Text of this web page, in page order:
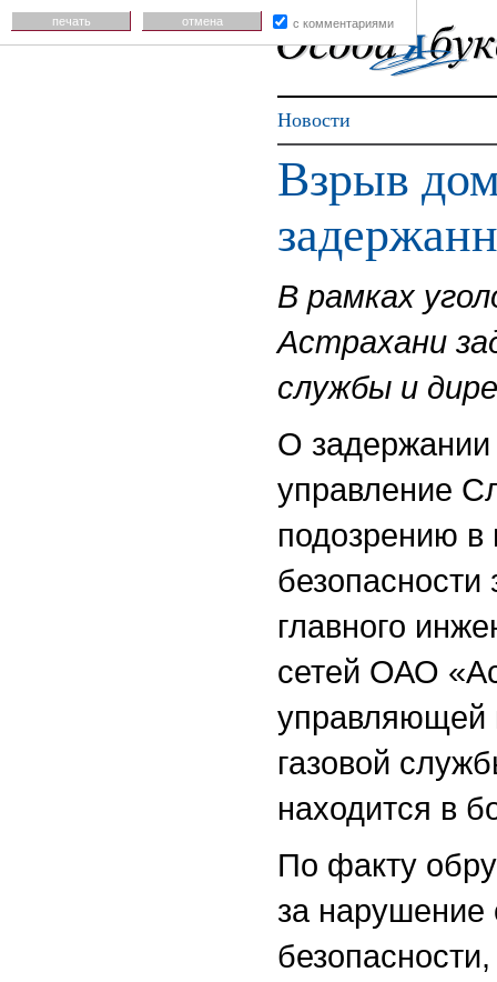
Новости
Взрыв
В рамках
Астрахани
службы и
О
управление
подозрению
главного
сетей ОАО
газовой
находится в
По факту
за нарушение
печать отмена с комментариями